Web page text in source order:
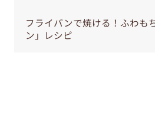
フライパンで焼ける！ふわも
ン」レシピ